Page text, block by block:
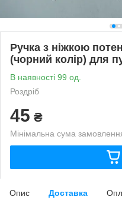
Ручка з ніжкою
(чорний колір) для
В наявності 99 од.
Роздріб
45 ₴
Мінімальна сума
Опис Доставка